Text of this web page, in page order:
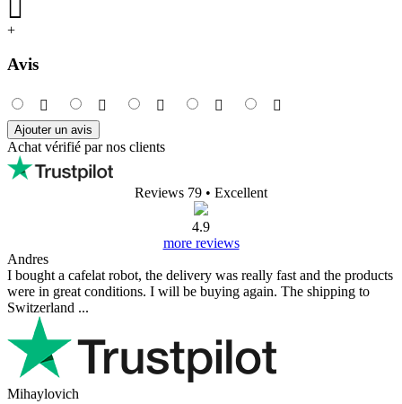
+
Avis
Ajouter un avis
Achat vérifié par nos clients
Reviews 79 • Excellent
4.9
more reviews
Andres
I bought a cafelat robot, the delivery was really fast and the products
were in great conditions. I will be buying again. The shipping to
Switzerland ...
Mihaylovich